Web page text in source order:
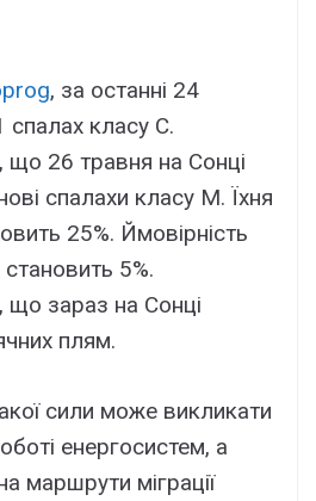
, за останні 24
спалах класу С.
що 26 травня на Сонці
спалахи класу М. Їхня
25%. Ймовірність
5%.
що зараз на Сонці
плям.
сили може викликати
енергосистем, а
маршрути міграції